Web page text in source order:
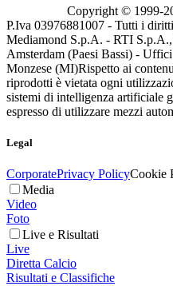
Copyright © 1999-
P.Iva 03976881007 - Tutti i
Mediamond S.p.A. - RTI
Amsterdam (Paesi Bassi) -
Monzese (MI)Rispetto ai
riprodotti è vietata ogni
sistemi di intelligenza artificiale
espresso di utilizzare mezzi
Legal
CorporatePrivacy PolicyCookie
Media
Video
Foto
Live e Risultati
Live
Diretta Calcio
Risultati e Classifiche